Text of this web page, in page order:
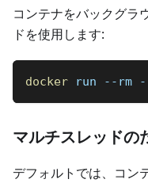
コンテナをバックグラ
ドを使用します:
docker run --rm
マルチスレッド
デフォルトでは、コン